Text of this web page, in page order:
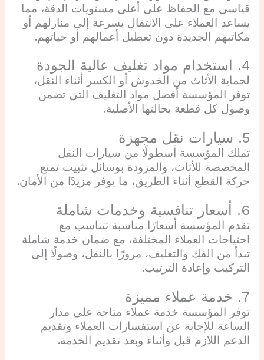
قياسي مع الحفاظ على أعلى مستويات الدقة، مما
يساعد العملاء على الانتقال بسرعة إلى منازلهم أو
مكاتبهم الجديدة دون تعطيل أعمالهم أو حياتهم.
4. استخدام مواد تغليف عالية الجودة
لحماية الأثاث من الخدوش أو الكسر أثناء النقل،
توفر المؤسسة أفضل مواد التغليف التي تضمن
وصول كل قطعة بحالتها الأصلية.
5. سيارات نقل مجهزة
تملك المؤسسة أسطولًا من سيارات النقل
المخصصة للأثاث، والمزودة بوسائل تثبيت تمنع
حركة القطع أثناء الطريق، ما يوفر مزيدًا من الأمان.
6. أسعار تنافسية وخدمات شاملة
تقدم المؤسسة أسعارًا مناسبة تتناسب مع
احتياجات العملاء المختلفة، مع ضمان خدمة شاملة
تبدأ من الفك والتغليف، مرورًا بالنقل، وصولًا إلى
التركيب وإعادة الترتيب.
7. خدمة عملاء مميزة
توفر المؤسسة خدمة عملاء متاحة على مدار
الساعة للإجابة عن استفسارات العملاء وتقديم
الدعم اللازم قبل وأثناء وبعد تقديم الخدمة.